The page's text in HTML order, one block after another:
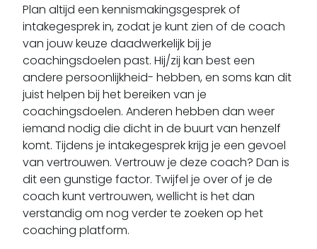
Plan altijd een kennismakingsgesprek of
intakegesprek in, zodat je kunt zien of de coach
van jouw keuze daadwerkelijk bij je
coachingsdoelen past. Hij/zij kan best een
andere persoonlijkheid- hebben, en soms kan dit
juist helpen bij het bereiken van je
coachingsdoelen. Anderen hebben dan weer
iemand nodig die dicht in de buurt van henzelf
komt. Tijdens je intakegesprek krijg je een gevoel
van vertrouwen. Vertrouw je deze coach? Dan is
dit een gunstige factor. Twijfel je over of je de
coach kunt vertrouwen, wellicht is het dan
verstandig om nog verder te zoeken op het
coaching platform.